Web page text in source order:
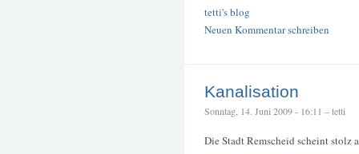
tetti's blog
Neuen Kommentar schreiben
Kanalisation
Sonntag, 14. Juni 2009 - 16:11 – tetti
Die Stadt Remscheid scheint stolz